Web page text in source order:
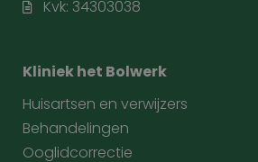
Kvk: 34303038
Kliniek het Bolwerk
Huisartsen en verwijzers
Behandelingen
Ooglidcorrectie